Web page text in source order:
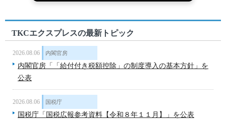
TKCエクスプレスの最新トピック
2026.08.06 内閣官房
内閣官房「「給付付き税額控除」の制度導入の基本方針」を
公表
2026.08.06 国税庁
国税庁「国税広報参考資料【令和８年１１月】」を公表